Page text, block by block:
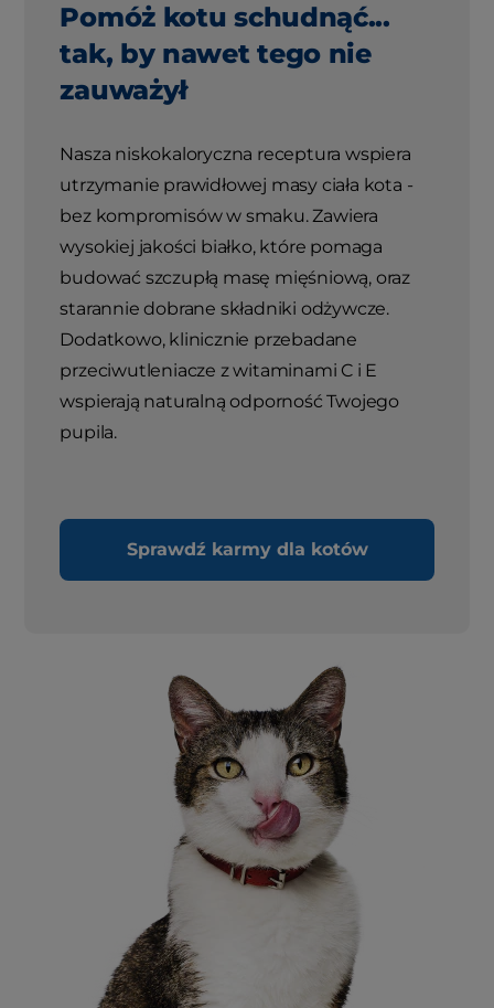
Pomóż kotu schudnąć...
tak, by nawet tego nie
zauważył
Nasza niskokaloryczna receptura wspiera
utrzymanie prawidłowej masy ciała kota -
bez kompromisów w smaku. Zawiera
wysokiej jakości białko, które pomaga
budować szczupłą masę mięśniową, oraz
starannie dobrane składniki odżywcze.
Dodatkowo, klinicznie przebadane
przeciwutleniacze z witaminami C i E
wspierają naturalną odporność Twojego
pupila.
Sprawdź karmy dla kotów